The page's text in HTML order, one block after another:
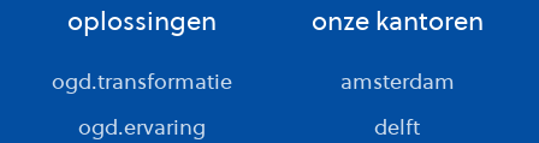
oplossingen
ogd.transformatie
ogd.ervaring
onze kantoren
amsterdam
delft